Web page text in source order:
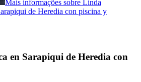
Mais informações sobre Linda
de Heredia con piscina y
en Sarapiqui de Heredia con